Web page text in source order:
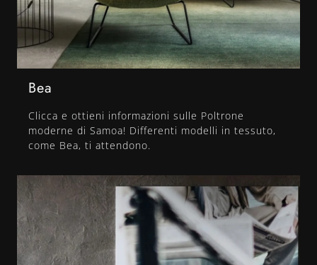
Bea
Clicca e ottieni informazioni sulle Poltrone
moderne di Samoa! Differenti modelli in tessuto,
come Bea, ti attendono.